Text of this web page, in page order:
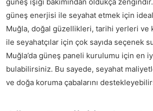
güneş ışığı bakımından oldukça
güneş enerjisi ile seyahat etmek için
Muğla, doğal güzellikleri, tarihi yerleri ve
ile seyahatçılar için çok sayıda seçenek
Muğla’da güneş paneli kurulumu için en
bulabilirsiniz. Bu sayede, seyahat
ve doğa koruma çabalarını